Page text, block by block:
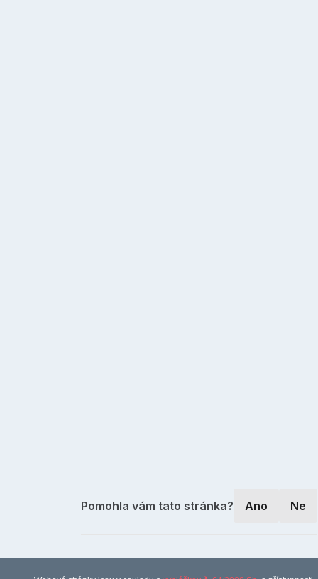
Pomohla vám tato stránka? Ano Ne